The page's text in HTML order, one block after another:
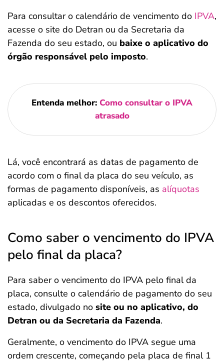
Para consultar o calendário de vencimento do IPVA,
acesse o site do Detran ou da Secretaria da
Fazenda do seu estado, ou baixe o aplicativo do
órgão responsável pelo imposto.
Entenda melhor: Como consultar o IPVA
atrasado
Lá, você encontrará as datas de pagamento de
acordo com o final da placa do seu veículo, as
formas de pagamento disponíveis, as alíquotas
aplicadas e os descontos oferecidos.
Como saber o vencimento do IPVA
pelo final da placa?
Para saber o vencimento do IPVA pelo final da
placa, consulte o calendário de pagamento do seu
estado, divulgado no site ou no aplicativo, do
Detran ou da Secretaria da Fazenda.
Geralmente, o vencimento do IPVA segue uma
ordem crescente, começando pela placa de final 1